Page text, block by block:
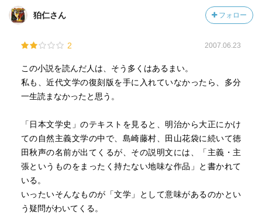
狛仁さん フォロー
2 2007.06.23
この小説を読んだ人は、そう多くはあるまい。
私も、近代文学の復刻版を手に入れていなかったら、多分
一生読まなかったと思う。
「日本文学史」のテキストを見ると、明治から大正にかけ
ての自然主義文学の中で、島崎藤村、田山花袋に続いて徳
田秋声の名前が出てくるが、その説明文には、「主義・主
張というものをまったく持たない地味な作品」と書かれて
いる。
いったいそんなものが「文学」として意味があるのかとい
う疑問がわいてくる。